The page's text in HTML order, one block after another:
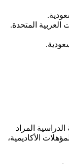
العربية المتحدة.
المراد
الأكاديمية،